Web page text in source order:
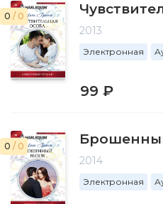
0 / 0
2013
Электронная
99 ₽
0 / 0
2014
Электронная